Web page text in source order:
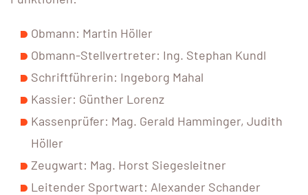
Obmann: Martin Höller
Obmann-Stellvertreter: Ing. Stephan Kundl
Schriftführerin: Ingeborg Mahal
Kassier: Günther Lorenz
Kassenprüfer: Mag. Gerald Hamminger, Judith
Höller
Zeugwart: Mag. Horst Siegesleitner
Leitender Sportwart: Alexander Schander